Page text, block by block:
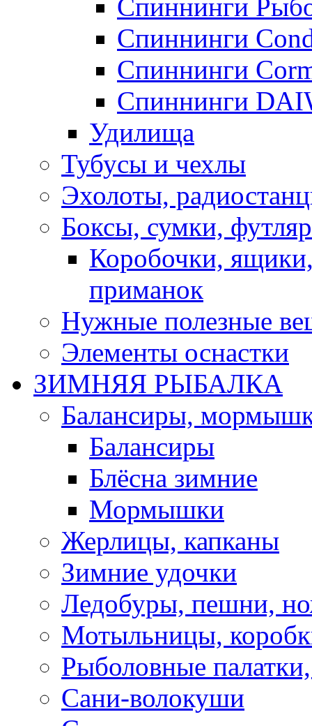
Спиннинги
Спиннинги
Спиннинги
Спиннинги
Удилища
Тубусы и чехлы
Эхолоты,
Боксы, сумки,
Коробочки,
приманок
Нужные полезные
Элементы оснастки
ЗИМНЯЯ РЫБАЛКА
Балансиры,
Балансиры
Блёсна зимние
Мормышки
Жерлицы, капканы
Зимние удочки
Ледобуры, пешни,
Мотыльницы,
Рыболовные
Сани-волокуши